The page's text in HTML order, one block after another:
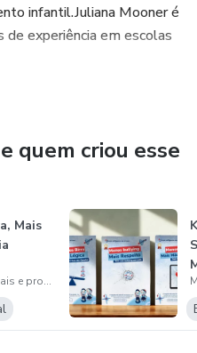
infantil.Juliana Mooner é
de experiência em escolas
quem criou esse
Mais
Mooni materiais e produtos educativos